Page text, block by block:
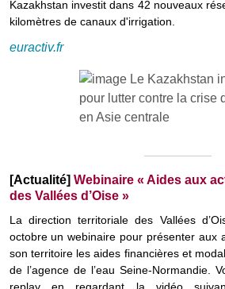
Kazakhstan investit dans 42 nouveaux
kilomètres de canaux d'irrigation.
euractiv.fr
[Actualité] Webinaire « Aides aux
des Vallées d’Oise »
La direction territoriale des Vallées
octobre un webinaire pour présenter aux
son territoire les aides financières et
de l’agence de l’eau Seine-Normandie.